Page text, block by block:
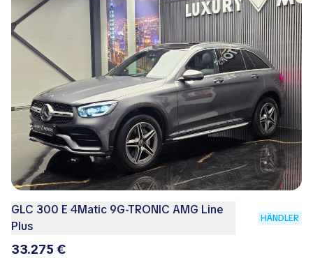
GLC 300 E 4Matic 9G-TRONIC AMG Line
Plus
HÄNDLER
33.275 €